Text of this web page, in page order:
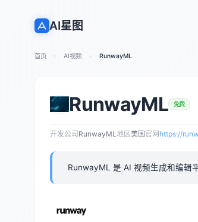
AI星图
首页 AI视频 RunwayML
RunwayML 免费
开发公司 RunwayML地区美国 官网 https://
RunwayML 是 AI 视频生成和编辑